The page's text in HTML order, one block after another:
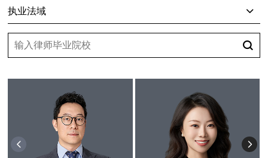
执业法域